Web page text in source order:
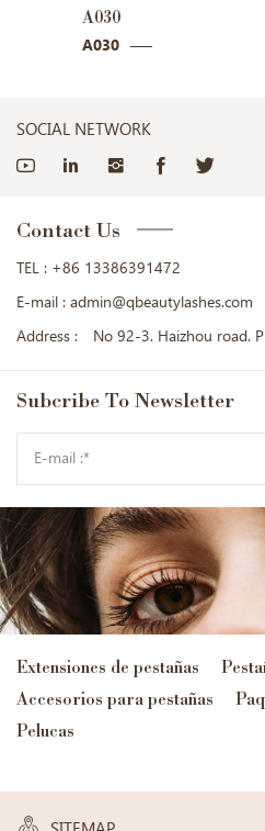
A035
A035
SOCIAL NETWORK
Contact Us
TEL : +86 13386391472
E-mail : admin@qbeautylashes.com
Address :
No 92-3. Haizhou road.
Subcribe To Newsletter
Extensiones de pestañas
Accesorios para pestañas
Pelucas